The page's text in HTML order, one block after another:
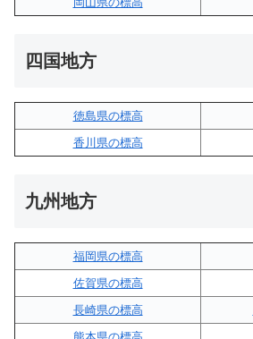
四国地方
徳島県の標高
香川県の標高
九州地方
福岡県の標高
佐賀県の標高
長崎県の標高